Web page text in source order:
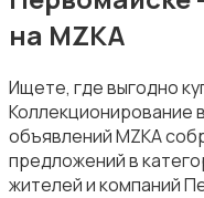
Музыкальные
на MZKA
Ищете, где выгодно
Коллекционирование
объявлений MZKA
предложений в
жителей и компаний